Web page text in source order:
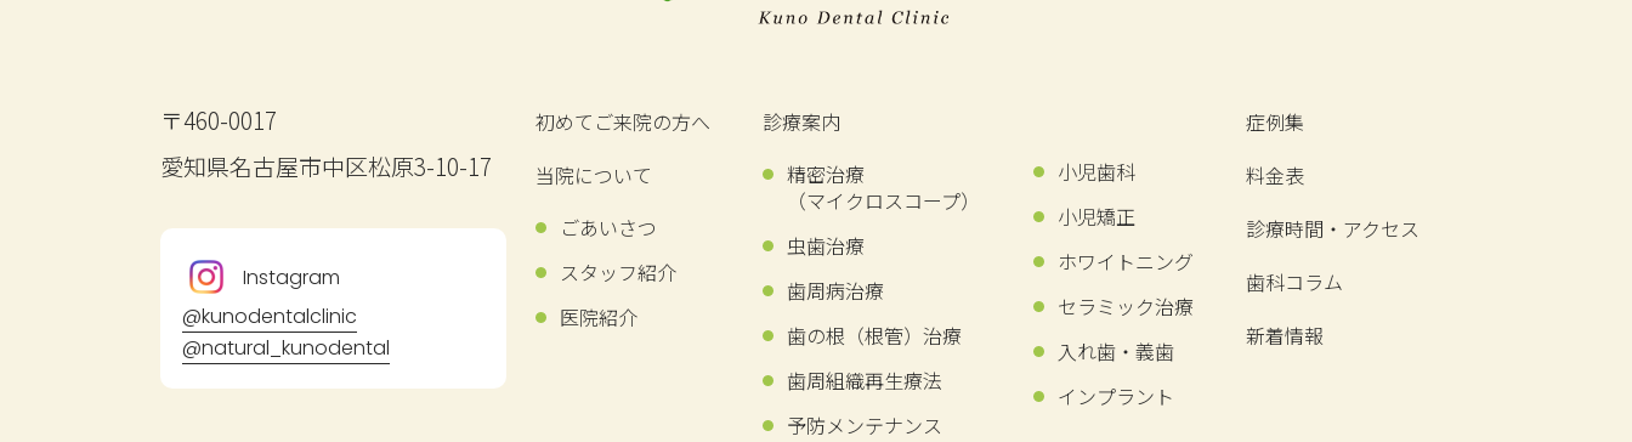
〒460-0017
愛知県名古屋市中区松原3-10-17
Instagram
@kunodentalclinic
@natural_kunodental
初めてご来院の方へ
当院について
ごあいさつ
スタッフ紹介
医院紹介
診療案内
精密治療
（マイクロスコープ）
虫歯治療
歯周病治療
歯の​根​（根管）​治療
歯周組織再生療法
予防メンテナンス
小児歯科
小児矯正
ホワイトニング
セラミック治療
入れ歯・義歯
インプラント
症例集
料金表
診療時間・アクセス
歯科コラム
新着情報